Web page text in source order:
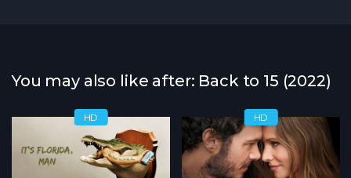
You may also like after: Back to 15 (2022)
HD HD